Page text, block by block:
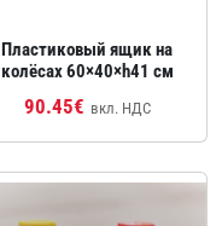
Пластиковый ящик на
колёсах 60×40×h41 см
90.45€ вкл. НДС